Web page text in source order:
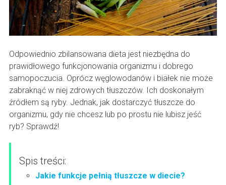
Odpowiednio zbilansowana dieta jest niezbędna do
prawidłowego funkcjonowania organizmu i dobrego
samopoczucia. Oprócz węglowodanów i białek nie może
zabraknąć w niej zdrowych tłuszczów. Ich doskonałym
źródłem są ryby. Jednak, jak dostarczyć tłuszcze do
organizmu, gdy nie chcesz lub po prostu nie lubisz jeść
ryb? Sprawdź!
Spis treści:
Jakie funkcje pełnią tłuszcze w diecie?